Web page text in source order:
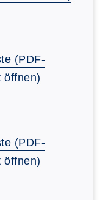
(PDF-
öffnen)
(PDF-
öffnen)